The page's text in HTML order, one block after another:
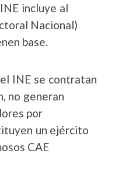
incluye al
Nacional)
base.
INE se contratan
no generan
por
un ejército
CAE